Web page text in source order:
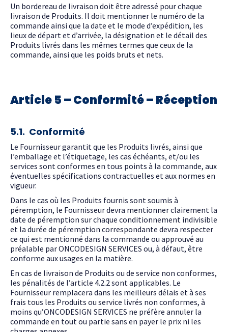
Un bordereau de livraison doit être adressé pour chaque
livraison de Produits. Il doit mentionner le numéro de la
commande ainsi que la date et le mode d’expédition, les
lieux de départ et d’arrivée, la désignation et le détail des
Produits livrés dans les mêmes termes que ceux de la
commande, ainsi que les poids bruts et nets.
Article 5 – Conformité – Réception
5.1. Conformité
Le Fournisseur garantit que les Produits livrés, ainsi que
l’emballage et l’étiquetage, les cas échéants, et/ou les
services sont conformes en tous points à la commande, aux
éventuelles spécifications contractuelles et aux normes en
vigueur.
Dans le cas où les Produits fournis sont soumis à
péremption, le Fournisseur devra mentionner clairement la
date de péremption sur chaque conditionnement indivisible
et la durée de péremption correspondante devra respecter
ce qui est mentionné dans la commande ou approuvé au
préalable par ONCODESIGN SERVICES ou, à défaut, être
conforme aux usages en la matière.
En cas de livraison de Produits ou de service non conformes,
les pénalités de l’article 4.2.2 sont applicables. Le
Fournisseur remplacera dans les meilleurs délais et à ses
frais tous les Produits ou service livrés non conformes, à
moins qu’ONCODESIGN SERVICES ne préfère annuler la
commande en tout ou partie sans en payer le prix ni les